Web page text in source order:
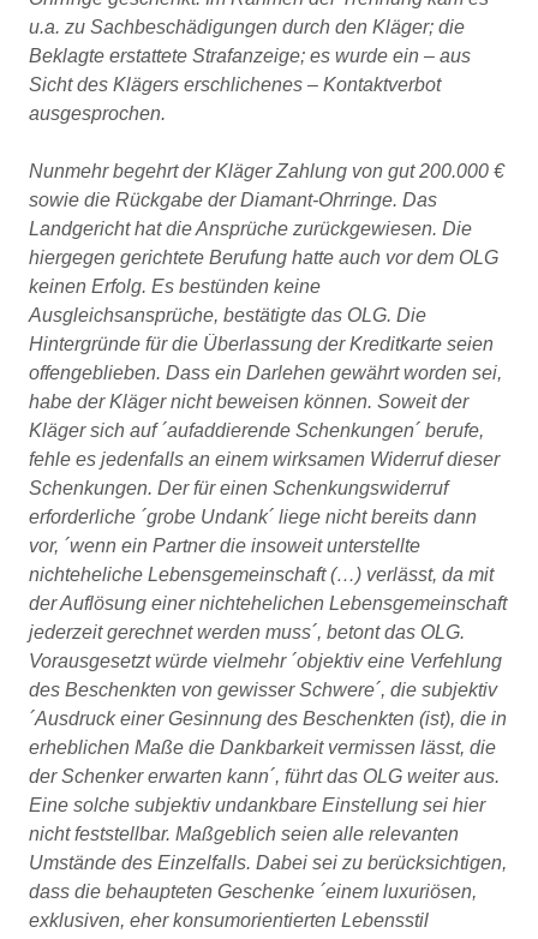
u.a. zu Sachbeschädigungen durch den Kläger; die
Beklagte erstattete Strafanzeige; es wurde ein – aus
Sicht des Klägers erschlichenes – Kontaktverbot
ausgesprochen.
Nunmehr begehrt der Kläger Zahlung von gut 200.000 €
sowie die Rückgabe der Diamant-Ohrringe. Das
Landgericht hat die Ansprüche zurückgewiesen. Die
hiergegen gerichtete Berufung hatte auch vor dem OLG
keinen Erfolg. Es bestünden keine
Ausgleichsansprüche, bestätigte das OLG. Die
Hintergründe für die Überlassung der Kreditkarte seien
offengeblieben. Dass ein Darlehen gewährt worden sei,
habe der Kläger nicht beweisen können. Soweit der
Kläger sich auf ´aufaddierende Schenkungen´ berufe,
fehle es jedenfalls an einem wirksamen Widerruf dieser
Schenkungen. Der für einen Schenkungswiderruf
erforderliche ´grobe Undank´ liege nicht bereits dann
vor, ´wenn ein Partner die insoweit unterstellte
nichteheliche Lebensgemeinschaft (…) verlässt, da mit
der Auflösung einer nichtehelichen Lebensgemeinschaft
jederzeit gerechnet werden muss´, betont das OLG.
Vorausgesetzt würde vielmehr ´objektiv eine Verfehlung
des Beschenkten von gewisser Schwere´, die subjektiv
´Ausdruck einer Gesinnung des Beschenkten (ist), die in
erheblichen Maße die Dankbarkeit vermissen lässt, die
der Schenker erwarten kann´, führt das OLG weiter aus.
Eine solche subjektiv undankbare Einstellung sei hier
nicht feststellbar. Maßgeblich seien alle relevanten
Umstände des Einzelfalls. Dabei sei zu berücksichtigen,
dass die behaupteten Geschenke ´einem luxuriösen,
exklusiven, eher konsumorientierten Lebensstil